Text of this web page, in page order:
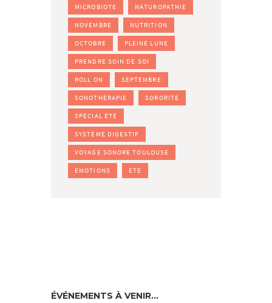
MICROBIOTE NATUROPATHIE
NOVEMBRE NUTRITION
OCTOBRE PLEINE LUNE
PRENDRE SOIN DE SOI
ROLL ON SEPTEMBRE
SONOTHÉRAPIE SORORITÉ
SPÉCIAL ÉTÉ
SYSTÈME DIGESTIF
VOYAGE SONORE TOULOUSE
ÉMOTIONS ÉTÉ
ÉVÉNEMENTS À VENIR…